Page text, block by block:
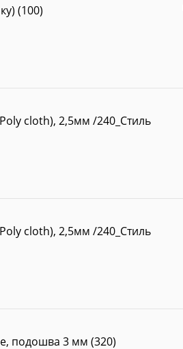
(100)
cloth), 2,5мм /240_Стиль
cloth), 2,5мм /240_Стиль
подошва 3 мм (320)